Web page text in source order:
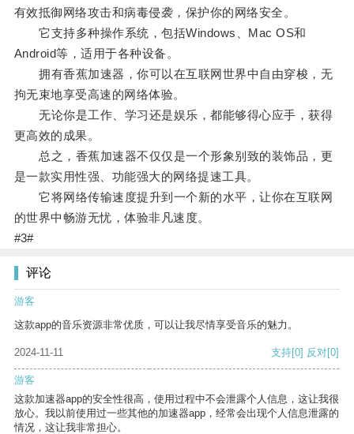
有效抵御网络攻击和病毒侵袭，保护你的网络安全。
它支持多种操作系统，包括Windows、Mac OS和
Android等，适用于各种设备。
拥有香蕉加速器，你可以在互联网世界中自由穿梭，无
拘无束地享受高速的网络体验。
无论你是工作、学习还是娱乐，都能够得心应手，获得
更高效的成果。
总之，香蕉加速器不仅仅是一个形象别致的装饰品，更
是一款实用性强、功能强大的网络提速工具。
它将网络传输速度提升到一个新的水平，让你在互联网
的世界中畅游无忧，体验非凡速度。
#3#
评论
游客
这款app的音乐资源非常优质，可以让我尽情享受音乐的魅力。
2024-11-11 支持[0] 反对[0]
游客
这款加速器app的安全性很高，使用过程中不会泄露个人信息，这让我很
放心。我以前使用过一些其他的加速器app，经常会出现个人信息泄露的
情况，这让我非常担心。